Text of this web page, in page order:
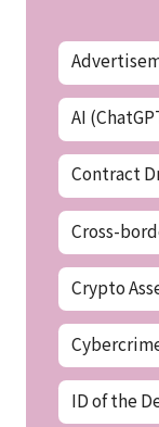
AI
Contract
Cross-
Crypto
ID of the